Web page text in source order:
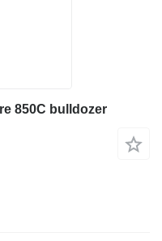
850C bulldozer